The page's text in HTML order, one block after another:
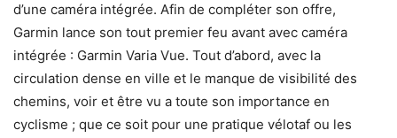
d’une caméra intégrée. Afin de compléter son offre,
Garmin lance son tout premier feu avant avec caméra
intégrée : Garmin Varia Vue. Tout d’abord, avec la
circulation dense en ville et le manque de visibilité des
chemins, voir et être vu a toute son importance en
cyclisme ; que ce soit pour une pratique vélotaf ou les